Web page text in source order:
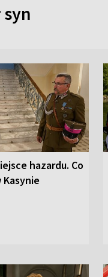
hazardu. Co
Kasynie